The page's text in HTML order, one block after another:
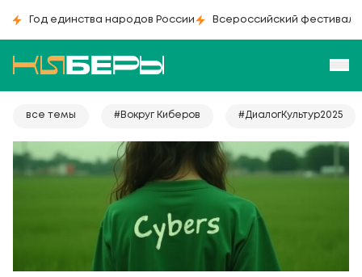
Год единства народов России Всероссийский фестиваль
все темы #Вокруг Киберов #ДиалогКультур2025